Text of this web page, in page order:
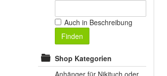
Auch in Beschreibung
Finden
Shop Kategorien
Anhänger für Nikituch oder